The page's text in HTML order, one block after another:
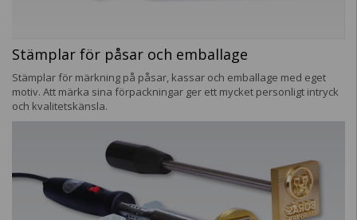
Stämplar för påsar och emballage
Stämplar för märkning på påsar, kassar och emballage med eget
motiv. Att märka sina förpackningar ger ett mycket personligt intryck
och kvalitetskänsla.